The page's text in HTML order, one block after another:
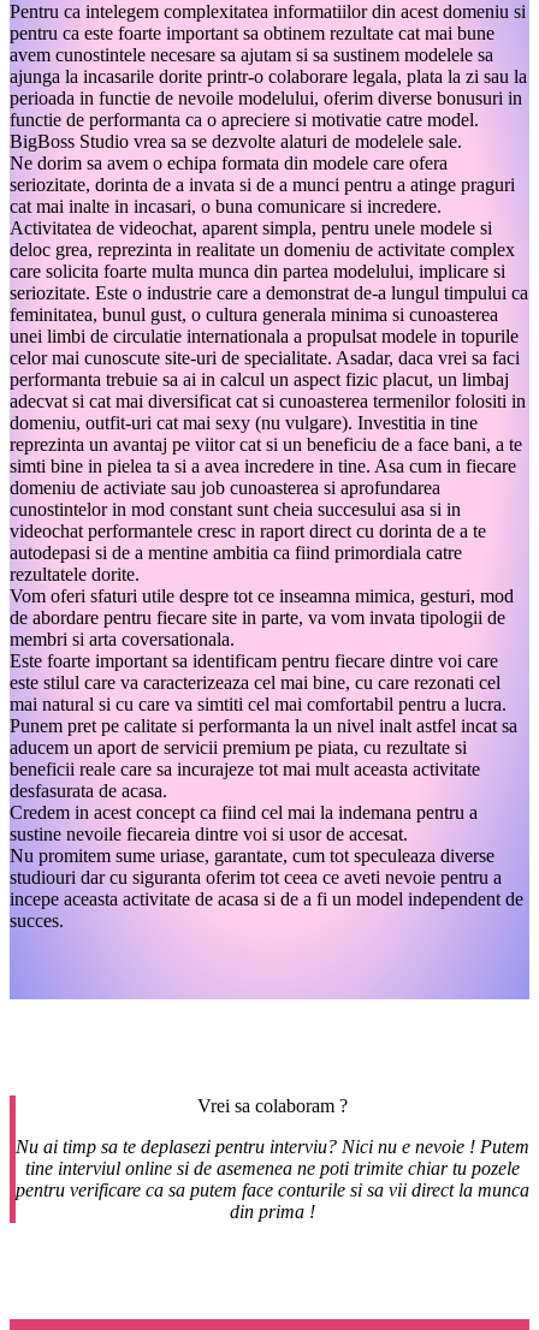
Pentru ca intelegem complexitatea informatiilor din acest domeniu si
pentru ca este foarte important sa obtinem rezultate cat mai bune
avem cunostintele necesare sa ajutam si sa sustinem modelele sa
ajunga la incasarile dorite printr-o colaborare legala, plata la zi sau la
perioada in functie de nevoile modelului, oferim diverse bonusuri in
functie de performanta ca o apreciere si motivatie catre model.
BigBoss Studio vrea sa se dezvolte alaturi de modelele sale.
Ne dorim sa avem o echipa formata din modele care ofera
seriozitate, dorinta de a invata si de a munci pentru a atinge praguri
cat mai inalte in incasari, o buna comunicare si incredere.
Activitatea de videochat, aparent simpla, pentru unele modele si
deloc grea, reprezinta in realitate un domeniu de activitate complex
care solicita foarte multa munca din partea modelului, implicare si
seriozitate. Este o industrie care a demonstrat de-a lungul timpului ca
feminitatea, bunul gust, o cultura generala minima si cunoasterea
unei limbi de circulatie internationala a propulsat modele in topurile
celor mai cunoscute site-uri de specialitate. Asadar, daca vrei sa faci
performanta trebuie sa ai in calcul un aspect fizic placut, un limbaj
adecvat si cat mai diversificat cat si cunoasterea termenilor folositi in
domeniu, outfit-uri cat mai sexy (nu vulgare). Investitia in tine
reprezinta un avantaj pe viitor cat si un beneficiu de a face bani, a te
simti bine in pielea ta si a avea incredere in tine. Asa cum in fiecare
domeniu de activiate sau job cunoasterea si aprofundarea
cunostintelor in mod constant sunt cheia succesului asa si in
videochat performantele cresc in raport direct cu dorinta de a te
autodepasi si de a mentine ambitia ca fiind primordiala catre
rezultatele dorite.
Vom oferi sfaturi utile despre tot ce inseamna mimica, gesturi, mod
de abordare pentru fiecare site in parte, va vom invata tipologii de
membri si arta coversationala.
Este foarte important sa identificam pentru fiecare dintre voi care
este stilul care va caracterizeaza cel mai bine, cu care rezonati cel
mai natural si cu care va simtiti cel mai comfortabil pentru a lucra.
Punem pret pe calitate si performanta la un nivel inalt astfel incat sa
aducem un aport de servicii premium pe piata, cu rezultate si
beneficii reale care sa incurajeze tot mai mult aceasta activitate
desfasurata de acasa.
Credem in acest concept ca fiind cel mai la indemana pentru a
sustine nevoile fiecareia dintre voi si usor de accesat.
Nu promitem sume uriase, garantate, cum tot speculeaza diverse
studiouri dar cu siguranta oferim tot ceea ce aveti nevoie pentru a
incepe aceasta activitate de acasa si de a fi un model independent de
succes.
Vrei sa colaboram ?
Nu ai timp sa te deplasezi pentru interviu? Nici nu e nevoie ! Putem
tine interviul online si de asemenea ne poti trimite chiar tu pozele
pentru verificare ca sa putem face conturile si sa vii direct la munca
din prima !